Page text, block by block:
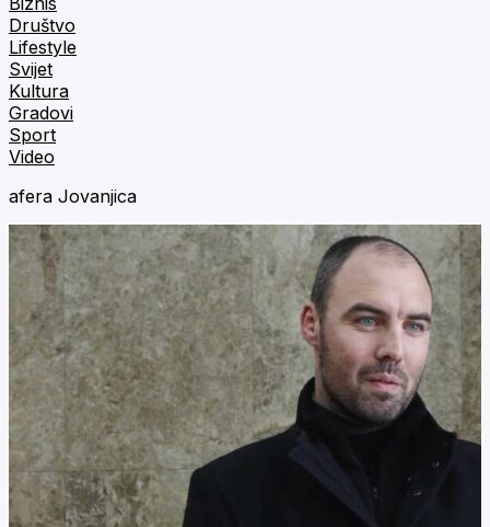
Društvo
Lifestyle
Svijet
Kultura
Gradovi
Sport
Video
afera Jovanjica